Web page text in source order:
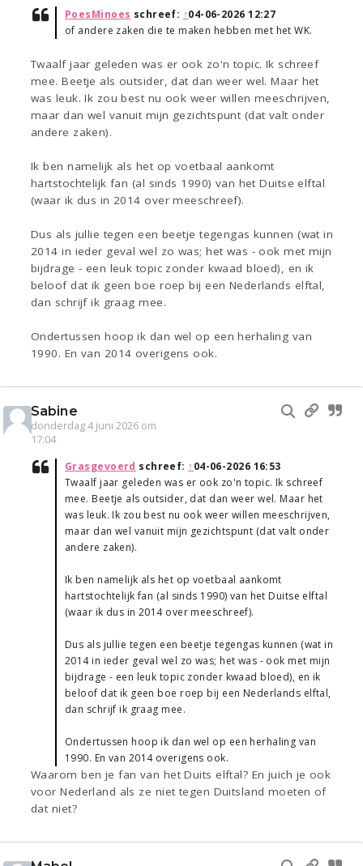
PoesMinoes schreef: ↑04-06-2026 12:27
of andere zaken die te maken hebben met het WK.
Twaalf jaar geleden was er ook zo'n topic. Ik schreef
mee. Beetje als outsider, dat dan weer wel. Maar het
was leuk. Ik zou best nu ook weer willen meeschrijven,
maar dan wel vanuit mijn gezichtspunt (dat valt onder
andere zaken).
Ik ben namelijk als het op voetbaal aankomt
hartstochtelijk fan (al sinds 1990) van het Duitse elftal
(waar ik dus in 2014 over meeschreef).
Dus als jullie tegen een beetje tegengas kunnen (wat in
2014 in ieder geval wel zo was; het was - ook met mijn
bijdrage - een leuk topic zonder kwaad bloed), en ik
beloof dat ik geen boe roep bij een Nederlands elftal,
dan schrijf ik graag mee.
Ondertussen hoop ik dan wel op een herhaling van
1990. En van 2014 overigens ook.
Sabine
donderdag 4 juni 2026 om
17:04
Grasgevoerd schreef: ↑04-06-2026 16:53
Twaalf jaar geleden was er ook zo'n topic. Ik schreef
mee. Beetje als outsider, dat dan weer wel. Maar het
was leuk. Ik zou best nu ook weer willen meeschrijven,
maar dan wel vanuit mijn gezichtspunt (dat valt onder
andere zaken).
Ik ben namelijk als het op voetbaal aankomt
hartstochtelijk fan (al sinds 1990) van het Duitse elftal
(waar ik dus in 2014 over meeschreef).
Dus als jullie tegen een beetje tegengas kunnen (wat in
2014 in ieder geval wel zo was; het was - ook met mijn
bijdrage - een leuk topic zonder kwaad bloed), en ik
beloof dat ik geen boe roep bij een Nederlands elftal,
dan schrijf ik graag mee.
Ondertussen hoop ik dan wel op een herhaling van
1990. En van 2014 overigens ook.
Waarom ben je fan van het Duits elftal? En juich je ook
voor Nederland als ze niet tegen Duitsland moeten of
dat niet?